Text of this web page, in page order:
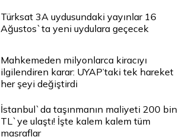
Türksat 3A uydusundaki yayınlar 16
Ağustos`ta yeni uydulara geçecek
Mahkemeden milyonlarca kiracıyı
ilgilendiren karar: UYAP’taki tek hareket
her şeyi değiştirdi
İstanbul`da taşınmanın maliyeti 200 bin
TL`ye ulaştı! İşte kalem kalem tüm
masraflar